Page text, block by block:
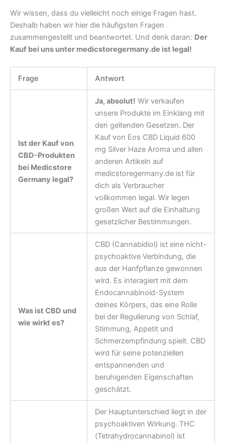
Wir wissen, dass du vielleicht noch einige Fragen hast.
Deshalb haben wir hier die häufigsten Fragen
zusammengestellt und beantwortet. Und denk daran: Der
Kauf bei uns unter medicstoregermany.de ist legal!
Frage Antwort
Ist der Kauf von
CBD-Produkten
bei Medicstore
Germany legal?
Ja, absolut! Wir verkaufen
unsere Produkte im Einklang mit
den geltenden Gesetzen. Der
Kauf von Eos CBD Liquid 600
mg Silver Haze Aroma und allen
anderen Artikeln auf
medicstoregermany.de ist für
dich als Verbraucher
vollkommen legal. Wir legen
großen Wert auf die Einhaltung
gesetzlicher Bestimmungen.
Was ist CBD und
wie wirkt es?
CBD (Cannabidiol) ist eine nicht-
psychoaktive Verbindung, die
aus der Hanfpflanze gewonnen
wird. Es interagiert mit dem
Endocannabinoid-System
deines Körpers, das eine Rolle
bei der Regulierung von Schlaf,
Stimmung, Appetit und
Schmerzempfindung spielt. CBD
wird für seine potenziellen
entspannenden und
beruhigenden Eigenschaften
geschätzt.
Der Hauptunterschied liegt in der
psychoaktiven Wirkung. THC
(Tetrahydrocannabinol) ist